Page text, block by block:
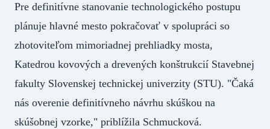
Pre definitívne stanovanie technologického postupu
plánuje hlavné mesto pokračovať v spolupráci so
zhotoviteľom mimoriadnej prehliadky mosta,
Katedrou kovových a drevených konštrukcií Stavebnej
fakulty Slovenskej technickej univerzity (STU). "Čaká
nás overenie definitívneho návrhu skúškou na
skúšobnej vzorke," priblížila Schmucková.